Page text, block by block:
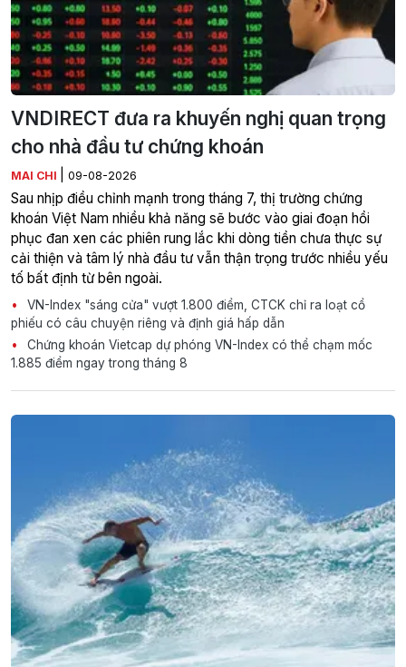
VNDIRECT đưa ra khuyến nghị quan trọng
cho nhà đầu tư chứng khoán
MAI CHI 09-08-2026
Sau nhịp điều chỉnh mạnh trong tháng 7, thị trường chứng
khoán Việt Nam nhiều khả năng sẽ bước vào giai đoạn hồi
phục đan xen các phiên rung lắc khi dòng tiền chưa thực sự
cải thiện và tâm lý nhà đầu tư vẫn thận trọng trước nhiều yếu
tố bất định từ bên ngoài.
VN-Index "sáng cửa" vượt 1.800 điểm, CTCK chỉ ra loạt cổ
phiếu có câu chuyện riêng và định giá hấp dẫn
Chứng khoán Vietcap dự phóng VN-Index có thể chạm mốc
1.885 điểm ngay trong tháng 8